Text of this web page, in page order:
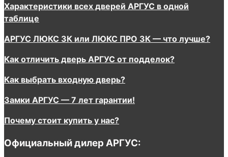
Характеристики всех дверей АРГУС в одной
таблице
АРГУС ЛЮКС 3К или ЛЮКС ПРО 3К — что лучше?
Как отличить дверь АРГУС от подделок?
Как выбрать входную дверь?
Замки АРГУС — 7 лет гарантии!
Почему стоит купить у нас?
Официальный дилер АРГУС: